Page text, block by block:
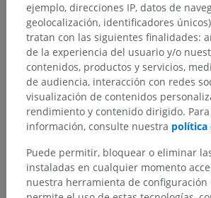
Fascia de revestimiento
Fascia muscular propia
Septo intermuscular
Compartimento
Retináculo tendinoso
ejemplo, direcciones IP, datos de
geolocalización, identificadores
tratan con las siguientes finalidades:
de la experiencia del usuario y/o
contenidos, productos y servicios,
de audiencia, interacción con redes
visualización de contenidos
rendimiento y contenido dirigido.
información, consulte nuestra política
Puede permitir, bloquear o eliminar
instaladas en cualquier momento
nuestra herramienta de configuración